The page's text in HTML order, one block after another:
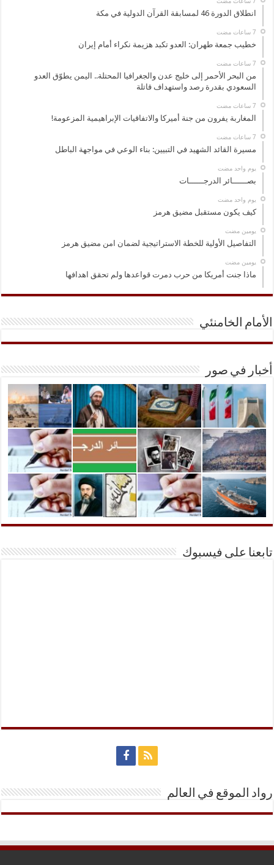
انطلاق الدورة 46 لمسابقة القرآن الدولية في مكة
خطيب جمعة طهران: العدو تكبد هزيمة نكراء أمام إيران
من البحر الأحمر إلى خليج عدن والجغرافيا المحتلة.. اليمن يطوّق العدو
السعودي بقدرة رصد واستهداف قاتلة
المغاربة يفرون من جنة أميركا والاتفاقيات الإبراهيمية المزعومة!
مسيرة القائد الشهيد في التبيين: بناء الوعي في مواجهة الباطل
‏يوم واحد مضت
بصــــــائر الدرجــــــات
‏يوم واحد مضت
كيف يكون مستقبل مضيق هرمز
‏يومين مضت
التفاصيل الأولية للخطة الاستراتيجية لضمان امن مضيق هرمز
‏يومين مضت
ماذا جنت أمريكا من حرب دمرت قواعدها ولم تحقق اهدافها
الأمام الخامنئي
أخبار في صور
تابعنا على فيسبوك
رواد الموقع في العالم